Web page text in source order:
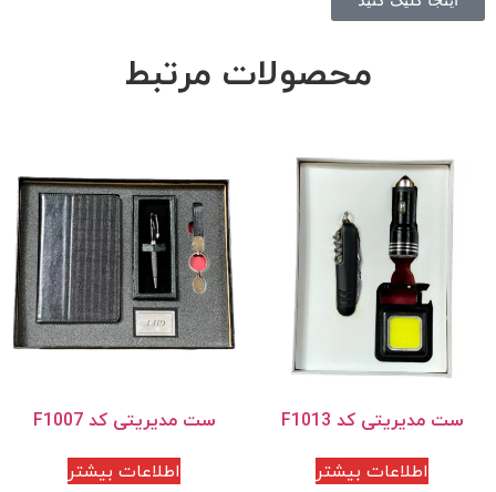
محصولات مرتبط
ست مدیریتی کد F1013
اطلاعات بیشتر
ست مدیریتی کد F1007
اطلاعات بیشتر